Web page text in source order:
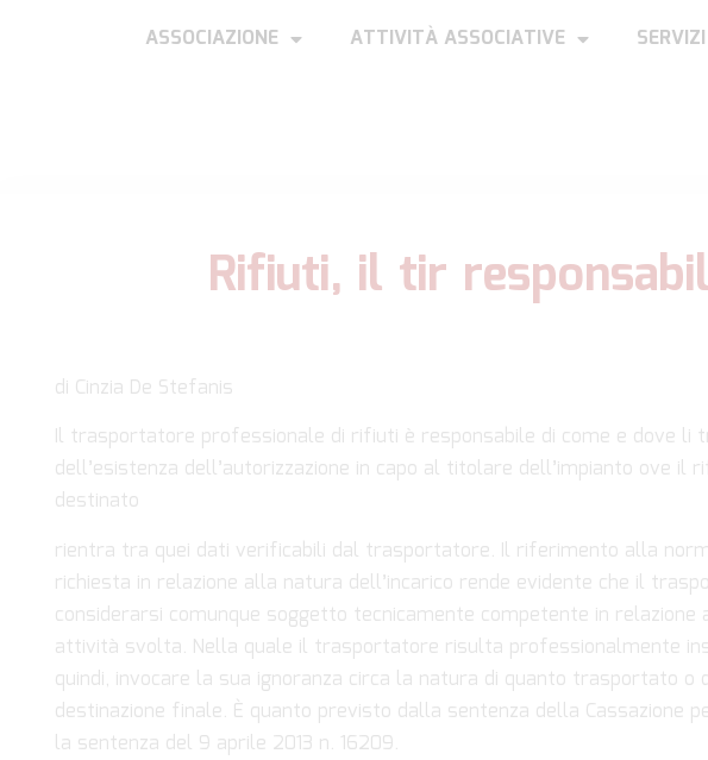
ASSOCIAZIONE ATTIVITÀ ASSOCIATIVE SERVIZI
Rifiuti, il tir
di Cinzia De Stefanis
Il trasportatore professionale di rifiuti è responsabile di come e dove li
dell’esistenza dell’autorizzazione in capo al titolare dell’impianto ove
destinato
rientra tra quei dati verificabili dal trasportatore. Il riferimento alla
richiesta in relazione alla natura dell’incarico rende evidente che il
considerarsi comunque soggetto tecnicamente competente in relazione
attività svolta. Nella quale il trasportatore risulta professionalmente
quindi, invocare la sua ignoranza circa la natura di quanto trasportato o
destinazione finale. È quanto previsto dalla sentenza della Cassazione
la sentenza del 9 aprile 2013 n. 16209.